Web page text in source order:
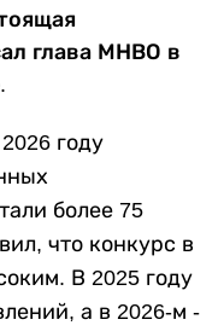
глава МНВО в
году
более 75
что конкурс в
В 2025 году
а в 2026-м -